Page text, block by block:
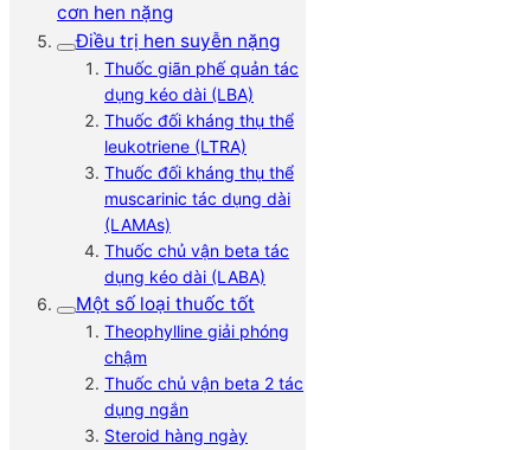
cơn hen nặng
Điều trị hen suyễn nặng
Thuốc giãn phế quản tác
dụng kéo dài (LBA)
Thuốc đối kháng thụ thể
leukotriene (LTRA)
Thuốc đối kháng thụ thể
muscarinic tác dụng dài
(LAMAs)
Thuốc chủ vận beta tác
dụng kéo dài (LABA)
Một số loại thuốc tốt
Theophylline giải phóng
chậm
Thuốc chủ vận beta 2 tác
dụng ngắn
Steroid hàng ngày